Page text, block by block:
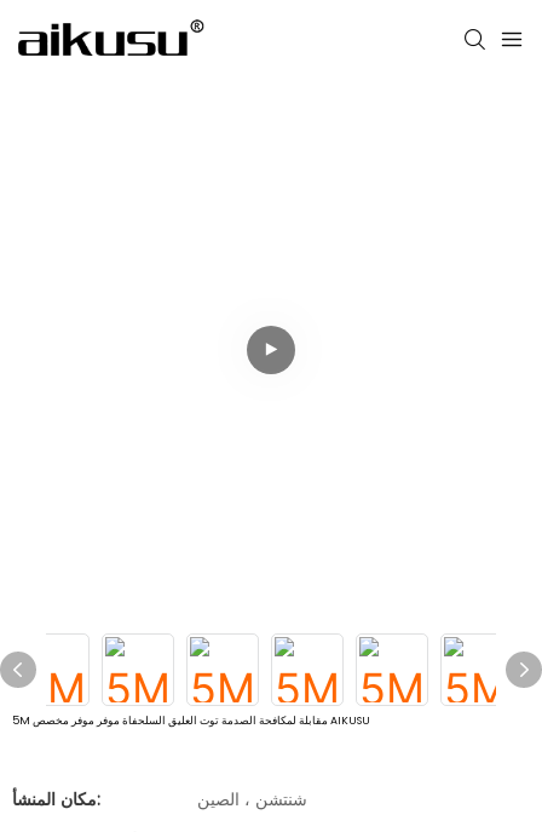
5M مقابلة لمكافحة الصدمة توت العليق السلحفاة موفر موفر مخصص AIKUSU
مكان المنشأ:
شنتشن ، الصين